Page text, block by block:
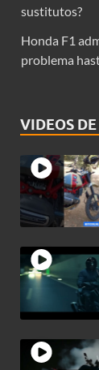
sustitutos?
Honda F1
problema
VIDEOS